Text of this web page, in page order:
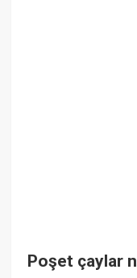
Poşet çaylar